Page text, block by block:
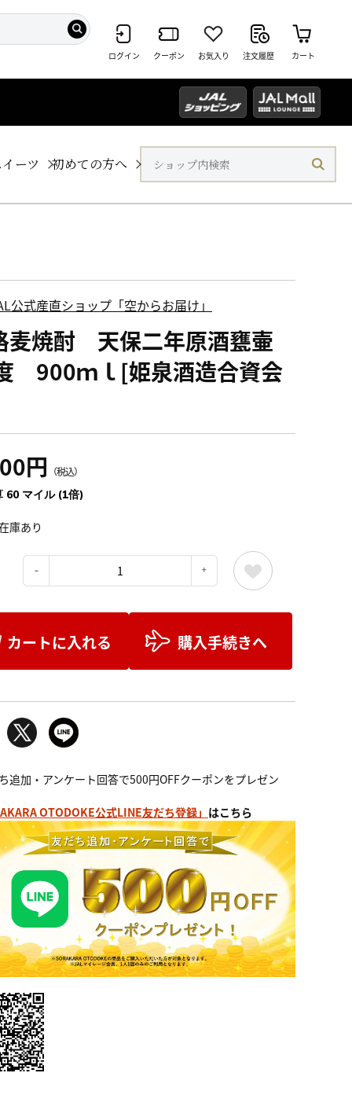
ログイン クーポン お気入り 注文履歴 カート
ーツ 初めての方へ
天保二年原酒甕壷 42度 900ｍｌ
公式産直ショップ「空からお届け」
麦焼酎 天保二年原酒甕壷
900ｍｌ[姫泉酒造合資会
円 （税込）
60 マイル (1倍)
庫あり
カートに入れる 購入手続きへ
追加・アンケート回答で500円OFFクーポンをプレゼン
OTODOKE公式LINE友だち登録」 はこちら